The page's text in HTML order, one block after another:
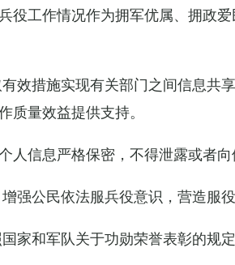
役工作情况作为拥军优属、拥政
效措施实现有关部门之间信息共享
量效益提供支持。
信息严格保密，不得泄露或者向
强公民依法服兵役意识，营造服
家和军队关于功勋荣誉表彰的规定